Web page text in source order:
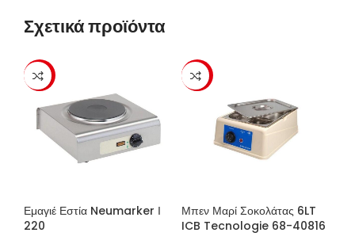
Σχετικά προϊόντα
-23%
Εμαγιέ Εστία Neumarker Ι
220
-23%
Μπεν Μαρί Σοκολάτας 6LT
ICB Tecnologie 68-40816